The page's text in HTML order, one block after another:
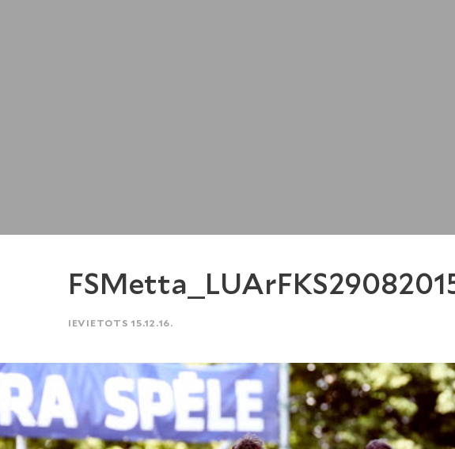
IEVIETOTS 15.12.16.